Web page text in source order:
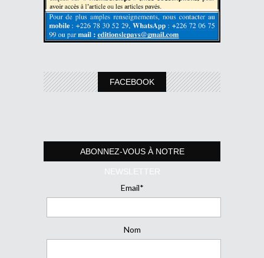
FACEBOOK
ABONNEZ-VOUS À NOTRE
NEWSLETTER
Email*
Nom